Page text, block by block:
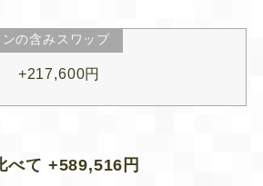
の含みスワップ
+217,600円
べて +589,516円